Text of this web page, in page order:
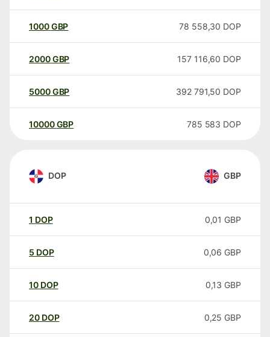
1000GBP 78 558,30 DOP
2000GBP 157 116,60 DOP
5000GBP 392 791,50 DOP
10000 GBP 785 583 DOP
DOP GBP
1 DOP 0,01 GBP
5 DOP 0,06 GBP
10 DOP 0,13 GBP
20 DOP 0,25 GBP